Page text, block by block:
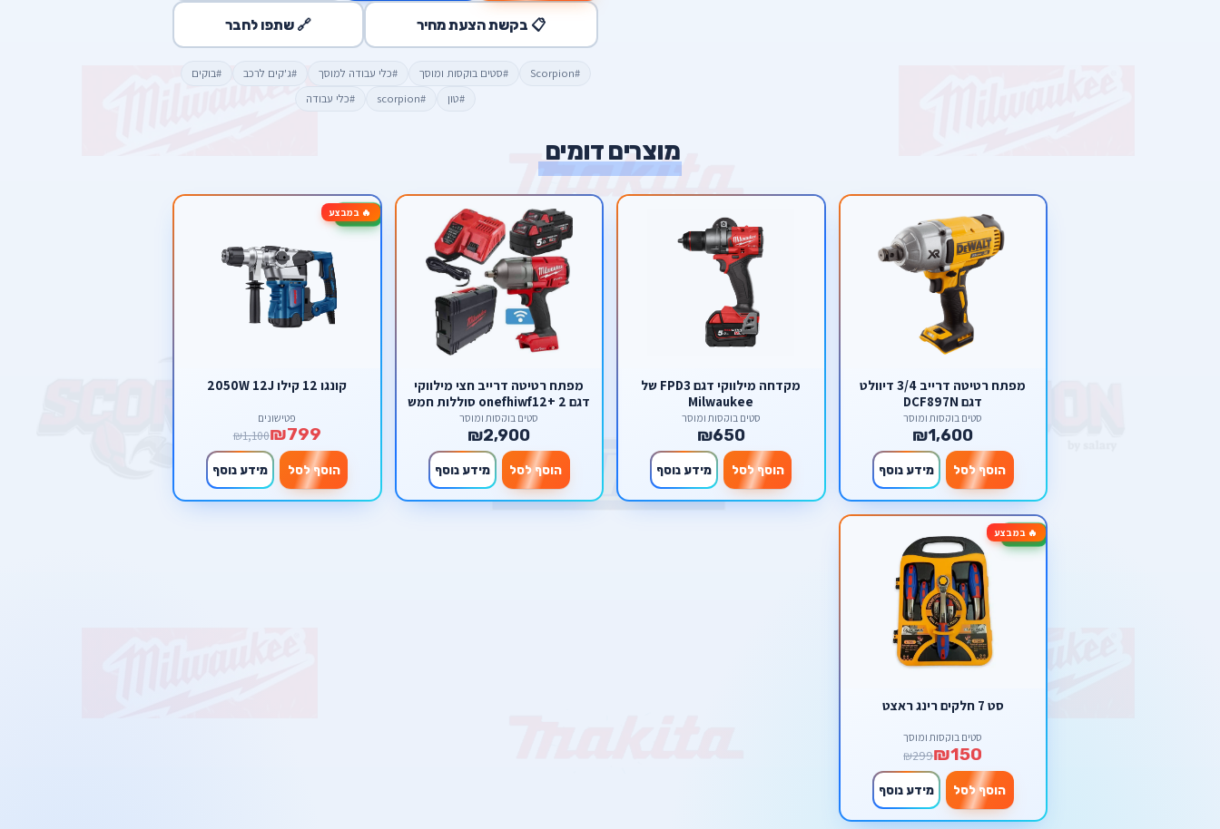
📋 בקשת הצעת מחיר 🔗 שתפו לחבר
#Scorpion #סטים בוקסות ומוסך #כלי עבודה למוסך #ג'קים לרכב
#בוקים
#טון
#scorpion #כלי עבודה
מוצרים דומים
מפתח רטיטה דרייב 3/4 דיוולט
דגם DCF897N
סטים בוקסות ומוסך
₪1,600
הוסף לסל מידע נוסף
מקדחה מילווקי דגם FPD3 של
Milwaukee
סטים בוקסות ומוסך
₪650
הוסף לסל מידע נוסף
מפתח רטיטה דרייב חצי מילווקי
דגם onefhiwf12+ 2 סוללות חמש
אמפר + מטען מהיר
סטים בוקסות ומוסך
₪2,900
הוסף לסל מידע נוסף
🔥 במבצע-27%
קונגו 12 קילו 2050W 12J
פטישונים
₪799
₪1,100
הוסף לסל מידע נוסף
🔥 במבצע-50%
סט 7 חלקים רינג ראצט
סטים בוקסות ומוסך
₪150
₪299
הוסף לסל מידע נוסף